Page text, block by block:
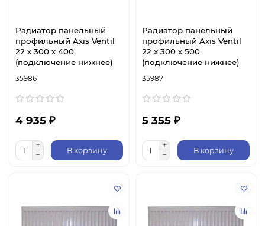
Радиатор панельный
профильный Axis Ventil
22 х 300 х 400
(подключение нижнее)
35986
4 935 ₽
В корзину
Радиатор панельный
профильный Axis Ventil
22 х 300 х 500
(подключение нижнее)
35987
5 355 ₽
В корзину